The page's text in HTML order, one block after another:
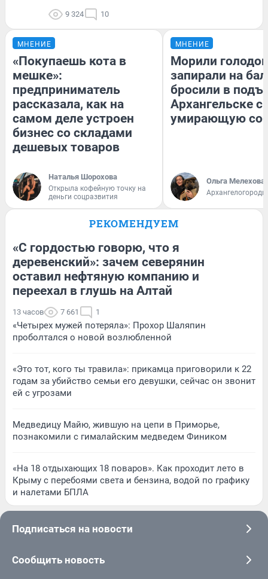
9 324 10
МНЕНИЕ
«Покупаешь кота в
мешке»:
предприниматель
рассказала, как на
самом деле устроен
бизнес со складами
дешевых товаров
Наталья Шорохова
Открыла кофейную точку на
деньги соцразвития
МНЕНИЕ
Морили
запирали на
бросили в
Архангельске
умирающую
Ольга Мелехова
РЕКОМЕНДУЕМ
«С гордостью говорю, что я
деревенский»: зачем северянин
оставил нефтяную компанию и
переехал в глушь на Алтай
13 часов 7 661 1
«Четырех мужей потеряла»: Прохор Шаляпин
проболтался о новой возлюбленной
«Это тот, кого ты травила»: прикамца приговорили к 22
годам за убийство семьи его девушки, сейчас он звонит
ей с угрозами
Медведицу Майю, жившую на цепи в Приморье,
познакомили с гималайским медведем Фиником
«На 18 отдыхающих 18 поваров». Как проходит лето в
Крыму с перебоями света и бензина, водой по графику
и налетами БПЛА
Подписаться на новости
Сообщить новость